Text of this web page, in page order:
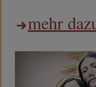
mehr